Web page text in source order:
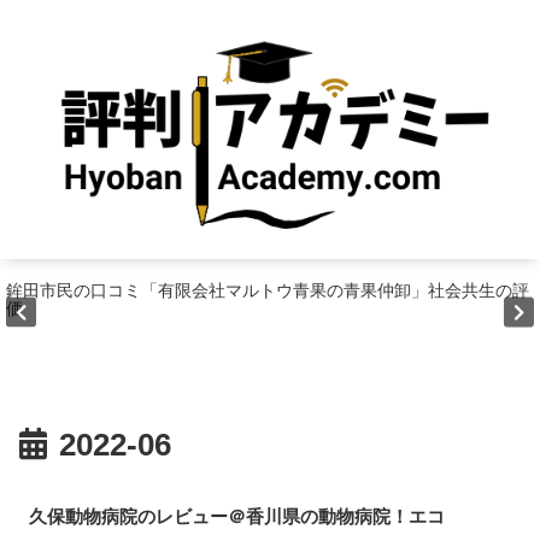
鉾田市民の口コミ「有限会社マルトウ青果の青果仲卸」社会共生の評
価
2022-06
久保動物病院のレビュー＠香川県の動物病院！エコ